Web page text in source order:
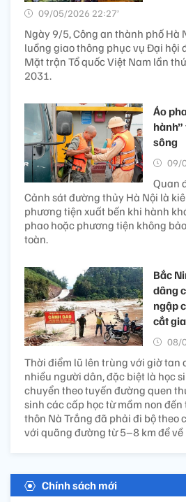
09/05/2026 22:27’
Ngày 9/5, Công an thành phố Hà
luồng giao thông phục vụ Đại hội
Mặt trận Tổ quốc Việt Nam lần
2031.
Áo
sông
09/
Quan
Cảnh sát đường thủy Hà Nội là
phương tiện xuất bến khi hành
phao hoặc phương tiện không
toàn.
Bắc
dâng
ngập
cắt
08/
Thời điểm lũ lên trùng với giờ tan
nhiều người dân, đặc biệt là học
chuyển theo tuyến đường quen
sinh các cấp học từ mầm non
thôn Nà Trắng đã phải đi bộ theo
với quãng đường từ 5–8 km để về
Chính sách mới